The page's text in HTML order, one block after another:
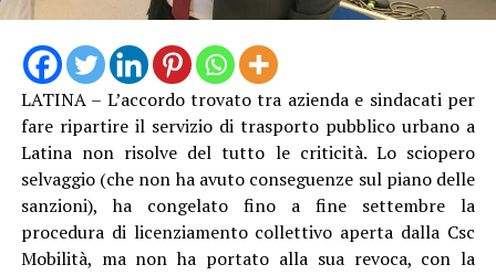
LATINA – L’accordo trovato tra azienda e sindacati per
fare ripartire il servizio di trasporto pubblico urbano a
Latina non risolve del tutto le criticità. Lo sciopero
selvaggio (che non ha avuto conseguenze sul piano delle
sanzioni), ha congelato fino a fine settembre la
procedura di licenziamento collettivo aperta dalla Csc
Mobilità, ma non ha portato alla sua revoca, con la